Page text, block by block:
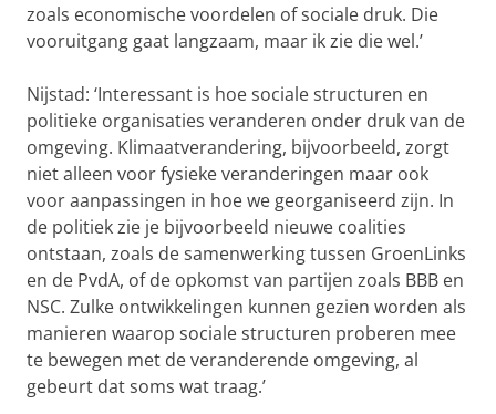
zoals economische voordelen of sociale druk. Die
vooruitgang gaat langzaam, maar ik zie die wel.’
Nijstad: ‘Interessant is hoe sociale structuren en
politieke organisaties veranderen onder druk van de
omgeving. Klimaatverandering, bijvoorbeeld, zorgt
niet alleen voor fysieke veranderingen maar ook
voor aanpassingen in hoe we georganiseerd zijn. In
de politiek zie je bijvoorbeeld nieuwe coalities
ontstaan, zoals de samenwerking tussen GroenLinks
en de PvdA, of de opkomst van partijen zoals BBB en
NSC. Zulke ontwikkelingen kunnen gezien worden als
manieren waarop sociale structuren proberen mee
te bewegen met de veranderende omgeving, al
gebeurt dat soms wat traag.’